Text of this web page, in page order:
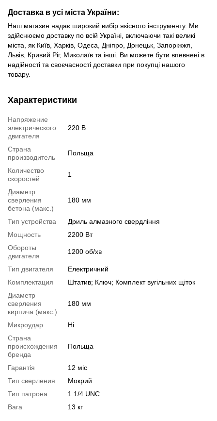
Доставка в усі міста України:
Наш магазин надає широкий вибір якісного інструменту. Ми
здійснюємо доставку по всій Україні, включаючи такі великі
міста, як Київ, Харків, Одеса, Дніпро, Донецьк, Запоріжжя,
Львів, Кривий Ріг, Миколаїв та інші. Ви можете бути впевнені в
надійності та своєчасності доставки при покупці нашого
товару.
Характеристики
Напряжение
электрического
двигателя
220 В
Страна
производитель
Польща
Количество
скоростей
1
Диаметр
сверления
бетона (макс.)
180 мм
Тип устройства
Дриль алмазного свердління
Мощность
2200 Вт
Обороты
двигателя
1200 об/хв
Тип двигателя
Електричний
Комплектация
Штатив; Ключ; Комплект вугільних щіток
Диаметр
сверления
кирпича (макс.)
180 мм
Микроудар
Ні
Страна
происхождения
бренда
Польща
Гарантія
12 міс
Тип сверления
Мокрий
Тип патрона
1 1/4 UNC
Вага
13 кг